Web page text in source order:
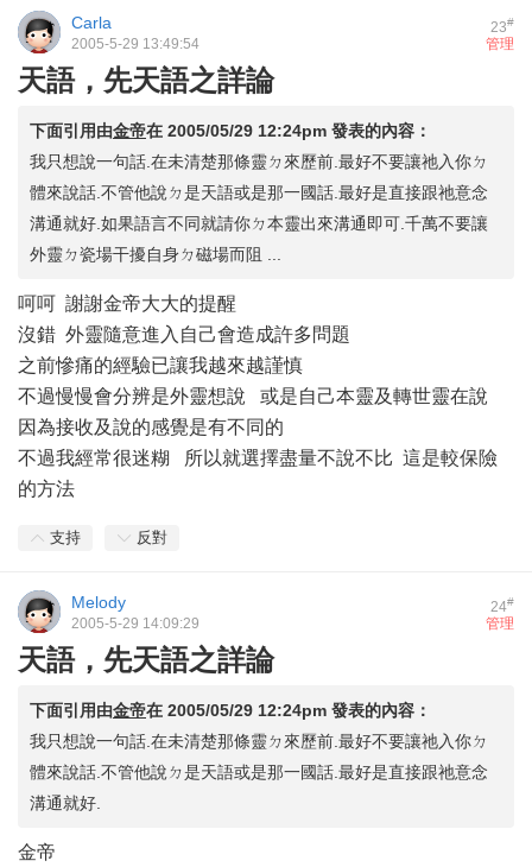
23#
Carla
管理
2005-5-29 13:49:54
天語，先天語之詳論
下面引用由金帝在 2005/05/29 12:24pm 發表的內容：
我只想說一句話.在未清楚那條靈ㄉ來歷前.最好不要讓祂入你ㄉ
體來說話.不管他說ㄉ是天語或是那一國話.最好是直接跟祂意念
溝通就好.如果語言不同就請你ㄉ本靈出來溝通即可.千萬不要讓
外靈ㄉ瓷場干擾自身ㄉ磁場而阻 ...
呵呵 謝謝金帝大大的提醒
沒錯 外靈隨意進入自己會造成許多問題
之前慘痛的經驗已讓我越來越謹慎
不過慢慢會分辨是外靈想說 或是自己本靈及轉世靈在說
因為接收及說的感覺是有不同的
不過我經常很迷糊 所以就選擇盡量不說不比 這是較保險
的方法
支持 反對
24#
Melody
管理
2005-5-29 14:09:29
天語，先天語之詳論
下面引用由金帝在 2005/05/29 12:24pm 發表的內容：
我只想說一句話.在未清楚那條靈ㄉ來歷前.最好不要讓祂入你ㄉ
體來說話.不管他說ㄉ是天語或是那一國話.最好是直接跟祂意念
溝通就好.
金帝